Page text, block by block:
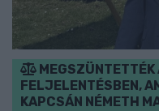
FELJELENTÉSBEN,
KAPCSÁN NÉMETH